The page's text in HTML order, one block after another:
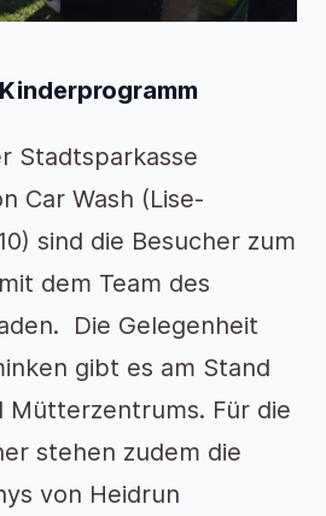
Stadtsparkasse
Car Wash (Lise-
sind die Besucher zum
dem Team des
Die Gelegenheit
gibt es am Stand
Mütterzentrums. Für die
stehen zudem die
von Heidrun